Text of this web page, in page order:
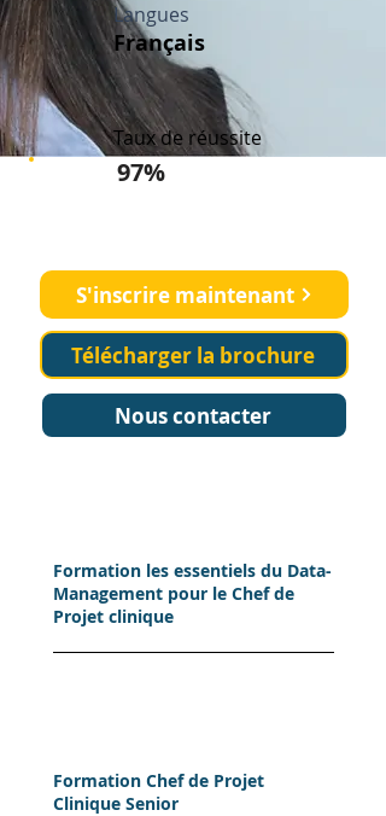
Langues
Français
Taux de réussite
97%
S'inscrire maintenant
Télécharger la brochure
Nous contacter
Formation les essentiels du Data-
Management pour le Chef de
Projet clinique
Formation Chef de Projet
Clinique Senior